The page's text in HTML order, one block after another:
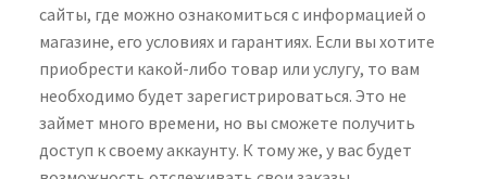
сайты, где можно ознакомиться с информацией о
магазине, его условиях и гарантиях. Если вы хотите
приобрести какой-либо товар или услугу, то вам
необходимо будет зарегистрироваться. Это не
займет много времени, но вы сможете получить
доступ к своему аккаунту. К тому же, у вас будет